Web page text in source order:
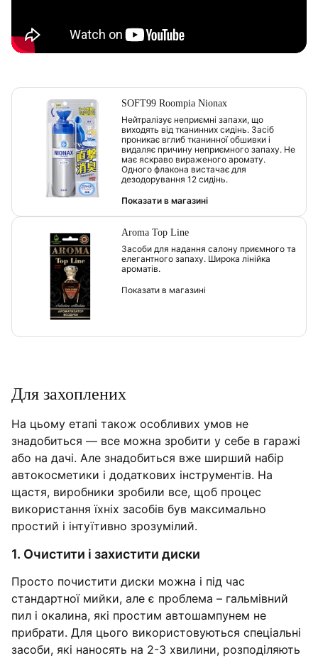
SOFT99 Roompia Nionax
Нейтралізує неприємні запахи, що
виходять від тканинних сидінь. Засіб
проникає вглиб тканинної обшивки і
видаляє причину неприємного запаху. Не
має яскраво вираженого аромату.
Одного флакона вистачає для
дезодорування 12 сидінь.
Показати в магазині
Aroma Top Line
Засоби для надання салону приємного та
елегантного запаху. Широка лінійка
ароматів.
Показати в магазині
Для захоплених
На цьому етапі також особливих умов не
знадобиться — все можна зробити у себе в гаражі
або на дачі. Але знадобиться вже ширший набір
автокосметики і додаткових інструментів. На
щастя, виробники зробили все, щоб процес
використання їхніх засобів був максимально
простий і інтуїтивно зрозумілий.
1. Очистити і захистити диски
Просто почистити диски можна і під час
стандартної мийки, але є проблема – гальмівний
пил і окалина, які простим автошампунем не
прибрати. Для цього використовуються спеціальні
засоби, які наносять на 2-3 хвилини, розподіляють